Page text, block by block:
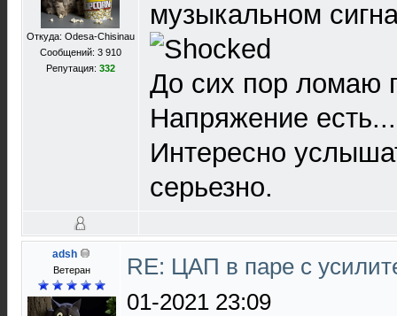
Откуда: Odesa-Chisinau
Сообщений: 3 910
Репутация: 332
музыкальном
До сих пор ломаю
Напряжение
Интересно
серьезно.
adsh
Ветеран
RE: ЦАП в паре с
01-2021 23:09